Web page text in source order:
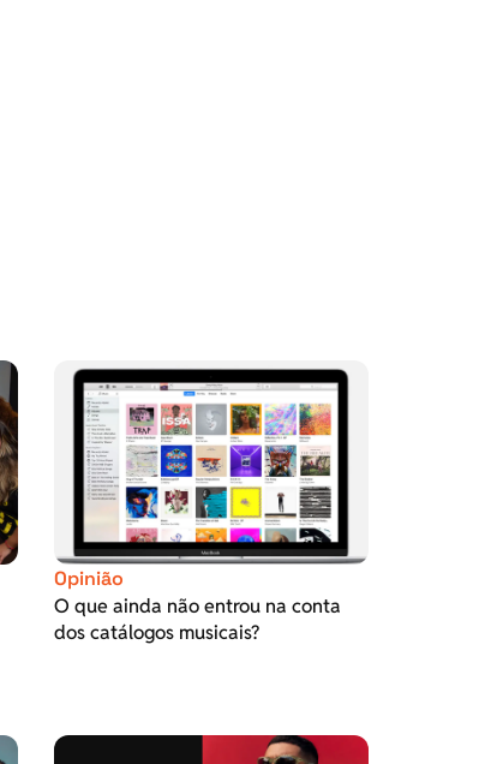
Opinião
O que ainda não entrou na conta
dos catálogos musicais?